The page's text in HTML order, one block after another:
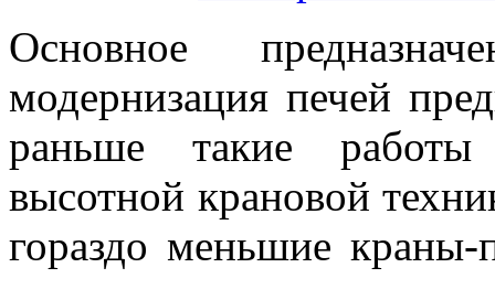
Основное
модернизация печей
раньше такие
высотной крановой
гораздо меньшие краны-